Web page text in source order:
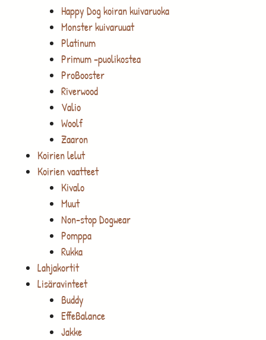
Happy Dog koiran kuivaruoka
Monster kuivaruuat
Platinum
Primum -puolikostea
ProBooster
Riverwood
Valio
Woolf
Zaaron
Koirien lelut
Koirien vaatteet
Kivalo
Muut
Non-stop Dogwear
Pomppa
Rukka
Lahjakortit
Lisäravinteet
Buddy
EffeBalance
Jakke